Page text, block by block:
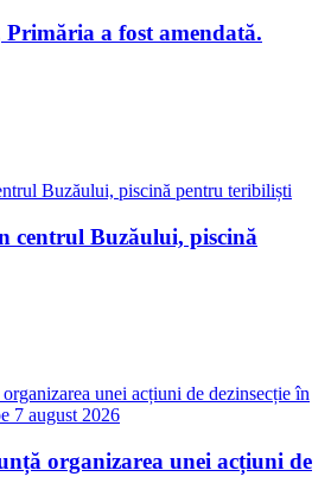
a fost amendată.
centrul Buzăului, piscină
organizarea unei acțiuni de